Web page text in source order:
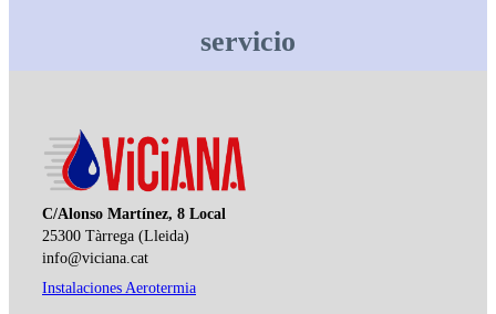
servicio
C/Alonso Martínez, 8 Local
25300 Tàrrega (Lleida)
info@viciana.cat
Instalaciones Aerotermia